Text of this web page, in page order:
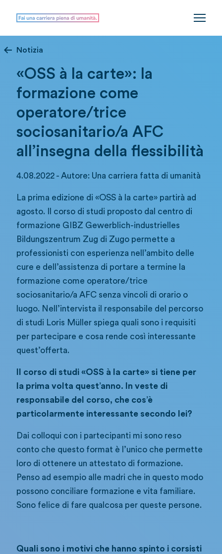
Notizia
«OSS à la carte»: la
formazione come
operatore/trice
sociosanitario/a AFC
all’insegna della flessibilità
4.08.2022 - Autore: Una carriera fatta di umanità
La prima edizione di «OSS à la carte» partirà ad
agosto. Il corso di studi proposto dal centro di
formazione GIBZ Gewerblich-industrielles
Bildungszentrum Zug di Zugo permette a
professionisti con esperienza nell’ambito delle
cure e dell’assistenza di portare a termine la
formazione come operatore/trice
sociosanitario/a AFC senza vincoli di orario o
luogo. Nell’intervista il responsabile del percorso
di studi Loris Müller spiega quali sono i requisiti
per partecipare e cosa rende così interessante
quest’offerta.
Il corso di studi «OSS à la carte» si tiene per
la prima volta quest’anno. In veste di
responsabile del corso, che cos’è
particolarmente interessante secondo lei?
Dai colloqui con i partecipanti mi sono reso
conto che questo format è l’unico che permette
loro di ottenere un attestato di formazione.
Penso ad esempio alle madri che in questo modo
possono conciliare formazione e vita familiare.
Sono felice di fare qualcosa per queste persone.
Quali sono i motivi che hanno spinto i corsisti